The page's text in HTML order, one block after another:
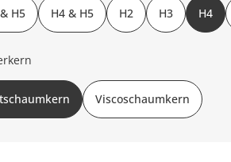
H5 H4 & H5 H2 H3 H4
Viscoschaumkern